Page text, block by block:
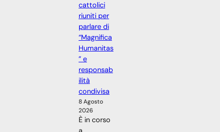
cattolici
riuniti per
parlare di
“Magnifica
Humanitas
” e
responsab
ilità
condivisa
8 Agosto
2026
È in corso